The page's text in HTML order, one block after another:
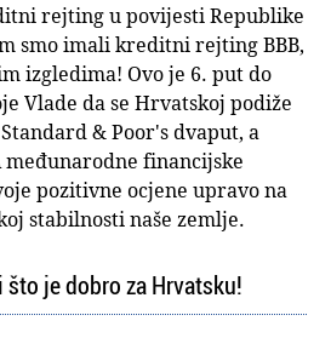
rejting u povijesti Republike
smo imali kreditni rejting BBB,
izgledima! Ovo je 6. put do
Vlade da se Hrvatskoj podiže
& Poor's dvaput, a
financijske
pozitivne ocjene upravo na
stabilnosti naše zemlje.
je dobro za Hrvatsku!